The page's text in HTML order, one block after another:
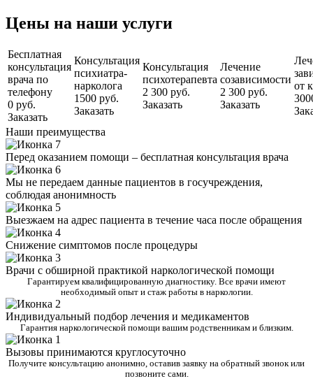
Цены на наши услуги
Бесплатная
консультация
врача по
телефону
0 руб.
Заказать
Консультация
психиатра-
нарколога
1500 руб.
Заказать
Консультация
психотерапевта
2 300 руб.
Заказать
Лечение
созависимости
2 300 руб.
Заказать
от
Наши преимущества
Перед оказанием помощи – бесплатная консультация врача
Мы не передаем данные пациентов в госучреждения,
соблюдая анонимность
Выезжаем на адрес пациента в течение часа после обращения
Снижение симптомов после процедуры
Врачи с обширной практикой наркологической помощи
Гарантируем квалифицированную диагностику. Все врачи имеют
необходимый опыт и стаж работы в наркологии.
Индивидуальный подбор лечения и медикаментов
Гарантия наркологической помощи вашим родственникам и близким.
Вызовы принимаются круглосуточно
Получите консультацию анонимно, оставив заявку на обратный звонок или
позвоните сами.